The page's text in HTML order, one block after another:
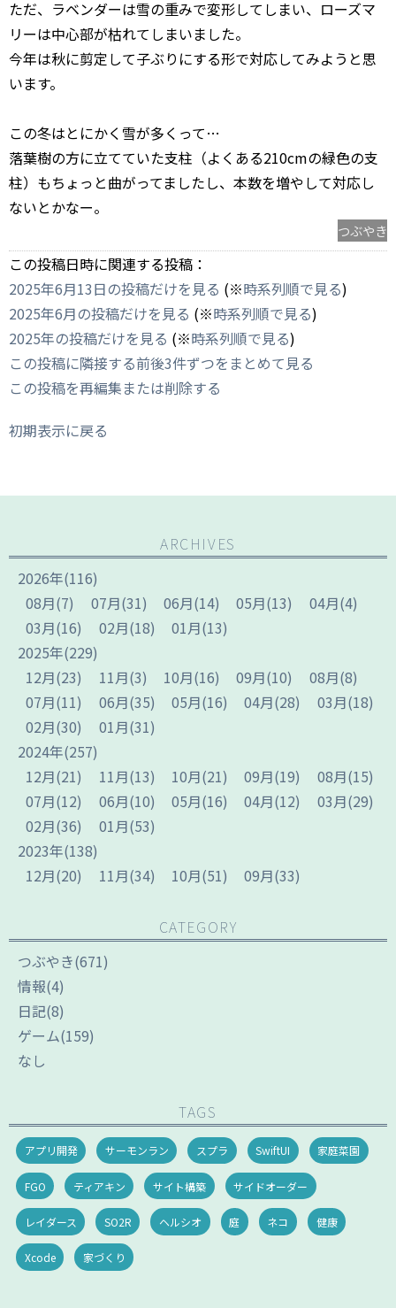
ただ、ラベンダーは雪の重みで変形してしまい、ローズマ
リーは中心部が枯れてしまいました。
今年は秋に剪定して子ぶりにする形で対応してみようと思
います。
この冬はとにかく雪が多くって…
落葉樹の方に立てていた支柱（よくある210cmの緑色の支
柱）もちょっと曲がってましたし、本数を増やして対応し
ないとかなー。
つぶやき
この投稿日時に関連する投稿：
2025年6月13日の投稿だけを見る (※時系列順で見る)
2025年6月の投稿だけを見る (※時系列順で見る)
2025年の投稿だけを見る (※時系列順で見る)
この投稿に隣接する前後3件ずつをまとめて見る
この投稿を再編集または削除する
初期表示に戻る
ARCHIVES
2026年(116)
08月(7) 07月(31) 06月(14) 05月(13) 04月(4)
03月(16) 02月(18) 01月(13)
2025年(229)
12月(23) 11月(3) 10月(16) 09月(10) 08月(8)
07月(11) 06月(35) 05月(16) 04月(28) 03月(18)
02月(30) 01月(31)
2024年(257)
12月(21) 11月(13) 10月(21) 09月(19) 08月(15)
07月(12) 06月(10) 05月(16) 04月(12) 03月(29)
02月(36) 01月(53)
2023年(138)
12月(20) 11月(34) 10月(51) 09月(33)
CATEGORY
つぶやき(671)
情報(4)
日記(8)
ゲーム(159)
なし
TAGS
アプリ開発 サーモンラン スプラ SwiftUI 家庭菜園
FGO ティアキン サイト構築 サイドオーダー
レイダース SO2R ヘルシオ 庭 ネコ 健康
Xcode 家づくり